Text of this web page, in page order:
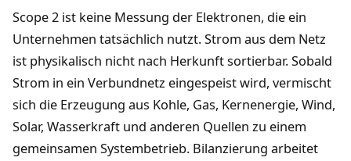
Scope 2 ist keine Messung der Elektronen, die ein
Unternehmen tatsächlich nutzt. Strom aus dem Netz
ist physikalisch nicht nach Herkunft sortierbar. Sobald
Strom in ein Verbundnetz eingespeist wird, vermischt
sich die Erzeugung aus Kohle, Gas, Kernenergie, Wind,
Solar, Wasserkraft und anderen Quellen zu einem
gemeinsamen Systembetrieb. Bilanzierung arbeitet